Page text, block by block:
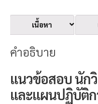
เนื้อหา
คำอธิบาย
แนวข้อสอบ นัก
และแผนปฏิบัติก